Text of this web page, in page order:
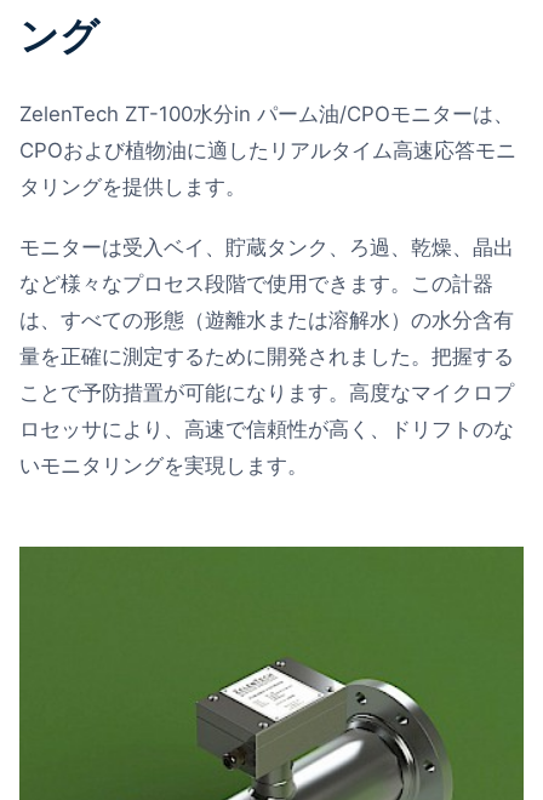
ング
ZelenTech ZT-100水分in パーム油/CPOモニターは、
CPOおよび植物油に適したリアルタイム高速応答モニ
タリングを提供します。
モニターは受入ベイ、貯蔵タンク、ろ過、乾燥、晶出
など様々なプロセス段階で使用できます。この計器
は、すべての形態（遊離水または溶解水）の水分含有
量を正確に測定するために開発されました。把握する
ことで予防措置が可能になります。高度なマイクロプ
ロセッサにより、高速で信頼性が高く、ドリフトのな
いモニタリングを実現します。